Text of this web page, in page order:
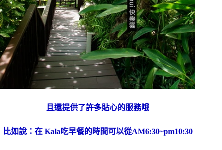
且還提供了許多貼心的服務哦
比如說：在 Kala吃早餐的時間可以從AM6:30~pm10:30